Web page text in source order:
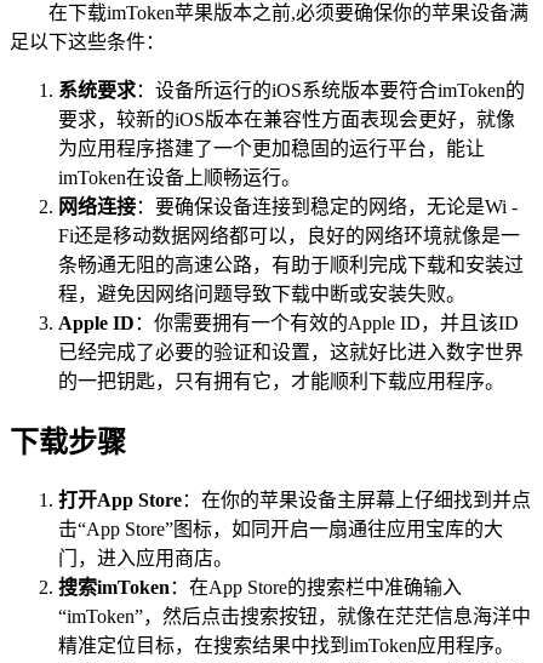
在下载imToken苹果版本之前,必须要确保你的苹果设备满
足以下这些条件：
系统要求：设备所运行的iOS系统版本要符合imToken的
要求，较新的iOS版本在兼容性方面表现会更好，就像
为应用程序搭建了一个更加稳固的运行平台，能让
imToken在设备上顺畅运行。
网络连接：要确保设备连接到稳定的网络，无论是Wi -
Fi还是移动数据网络都可以，良好的网络环境就像是一
条畅通无阻的高速公路，有助于顺利完成下载和安装过
程，避免因网络问题导致下载中断或安装失败。
Apple ID ：你需要拥有一个有效的Apple ID，并且该ID
已经完成了必要的验证和设置，这就好比进入数字世界
的一把钥匙，只有拥有它，才能顺利下载应用程序。
下载步骤
打开App Store：在你的苹果设备主屏幕上仔细找到并点
击“App Store”图标，如同开启一扇通往应用宝库的大
门，进入应用商店。
搜索imToken：在App Store的搜索栏中准确输入
“imToken”，然后点击搜索按钮，就像在茫茫信息海洋中
精准定位目标，在搜索结果中找到imToken应用程序。